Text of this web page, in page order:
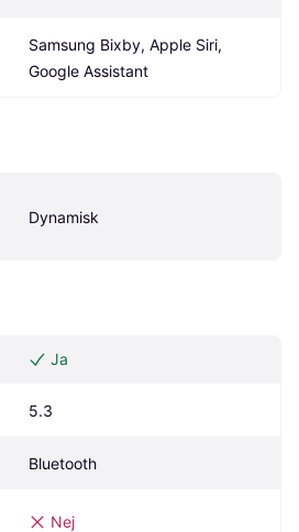
Samsung Bixby, Apple Siri,
Google Assistant
Dynamisk
Ja
5.3
Bluetooth
Nej